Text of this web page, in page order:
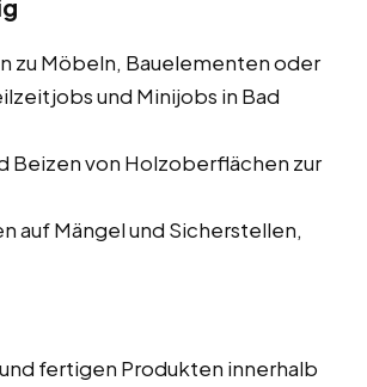
zu Möbeln, Bauelementen oder
und Minijobs in Bad
Beizen von Holzoberflächen zur
auf Mängel und Sicherstellen,
fertigen Produkten innerhalb